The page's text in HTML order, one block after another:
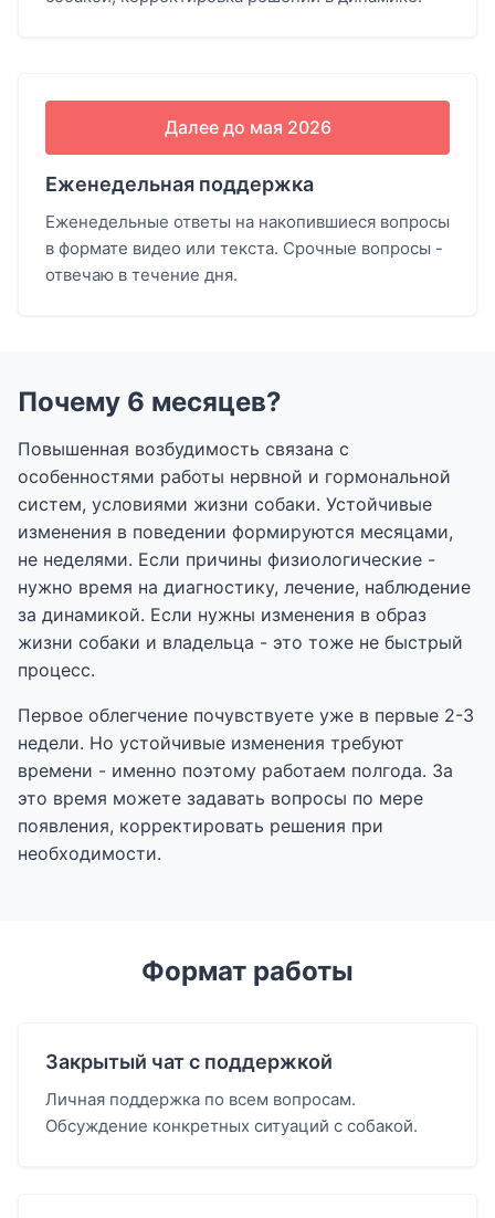
Далее до мая 2026
Еженедельная поддержка
Еженедельные ответы на накопившиеся вопросы
в формате видео или текста. Срочные вопросы -
отвечаю в течение дня.
Почему 6 месяцев?
Повышенная возбудимость связана с
особенностями работы нервной и гормональной
систем, условиями жизни собаки. Устойчивые
изменения в поведении формируются месяцами,
не неделями. Если причины физиологические -
нужно время на диагностику, лечение, наблюдение
за динамикой. Если нужны изменения в образ
жизни собаки и владельца - это тоже не быстрый
процесс.
Первое облегчение почувствуете уже в первые 2-3
недели. Но устойчивые изменения требуют
времени - именно поэтому работаем полгода. За
это время можете задавать вопросы по мере
появления, корректировать решения при
необходимости.
Формат работы
Закрытый чат с поддержкой
Личная поддержка по всем вопросам.
Обсуждение конкретных ситуаций с собакой.